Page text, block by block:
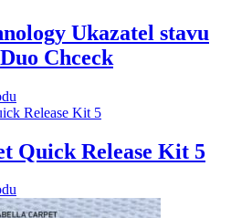
Ukazatel stavu
Chceck
Quick Release Kit 5